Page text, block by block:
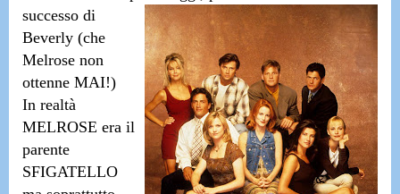
successo di
Beverly (che
Melrose non
ottenne MAI!)
In realtà
MELROSE era il
parente
SFIGATELLO